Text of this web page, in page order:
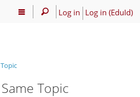
Log in Log in (EduId)
Topic